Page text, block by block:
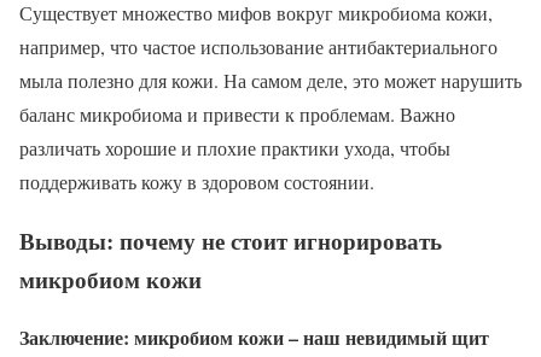
Существует множество мифов вокруг микробиома кожи,
например, что частое использование антибактериального
мыла полезно для кожи. На самом деле, это может нарушить
баланс микробиома и привести к проблемам. Важно
различать хорошие и плохие практики ухода, чтобы
поддерживать кожу в здоровом состоянии.
Выводы: почему не стоит игнорировать
микробиом кожи
Заключение: микробиом кожи – наш невидимый щит